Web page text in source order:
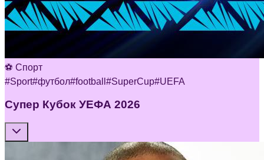
⚽ Спорт
#Sport#футбол#football #SuperCup#UEFA
Супер Кубок УЕФА 2026